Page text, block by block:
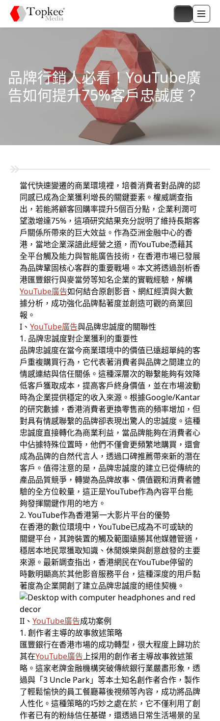
品牌行銷人必看！YouTube廣
告如何提升75%客戶忠誠度？
當代快速變遷的商業環境裡，培養消費者對品牌的認
同感已成為企業獲利增長的關鍵要素。權威調查指
出，若能將顧客回購率提升5個百分點，企業利潤可
望激增達75%，這項研究結果充分說明了維持長期客
戶關係所帶來的巨大效益。作為亞洲金融中心的香
港，當地企業深諳此經營之道，而YouTube憑藉其
全平台觸及能力與智能廣告技術，在香港市場已發展
為品牌鞏固核心客群的重要戰場。本文將透過剖析香
港匯豐銀行與麥當勞等知名企業的實戰經驗，解構
YouTube廣告如何結合原創影音、網紅經濟與大數
據分析，成功強化品牌黏著度並創造可觀的商業回
報。
I、 YouTube廣告與品牌忠誠度的關聯性
1. 品牌忠誠度對企業獲利的重要性
品牌忠誠度在當今商業環境中的價值已遠超單純的客
戶重複購買行為，它代表著消費者與品牌之間建立的
情感連結與信任關係。這種深層次的聯繫能夠有效降
低客戶獲取成本，提高客戶終身價值，並在市場波動
時為企業提供穩定的收入來源。根據Google/Kantar
的研究數據，香港消費者更換零售商的頻率增加，但
對具有情感聯繫的品牌卻表現出驚人的忠誠度。這種
忠誠度直接轉化為商業利益，當品牌能夠在消費者心
中佔據特殊位置時，他們不僅會更頻繁地購買，還會
成為品牌的自然代言人，透過口碑推薦帶來新的潛在
客戶。值得注意的是，品牌忠誠度的建立已從傳統的
產品品質競爭，轉變為品牌故事、價值觀和消費者體
驗的全方位較量，這正是YouTube作為內容平台能
夠發揮關鍵作用的地方。
2. YouTube作為香港第一大影片平台的優勢
在香港的數位環境中，YouTube已成為不可或缺的
關鍵平台，其跨裝置的觸及範圍遠勝其他媒體管道，
穩居本地民眾獲取知識、休閒娛樂與創意啟發的主要
來源。最新調查指出，香港網民在YouTube停留的
時數明顯高於其他影音服務平台，這種深度的用戶黏
著度為企業開創了建立品牌忠誠度的絕佳契機。
II、 YouTube廣告成功案例
1. 創作者主導的故事敘述策略
匯豐銀行在香港市場的成功轉型，很大程度上歸功於
其在YouTube廣告上採用的創作者主導故事敘述策
略。這家老牌金融機構突破傳統銀行業嚴肅形象，透
過與「3 Uncle Park」等本土知名創作者合作，製作
了輕鬆愉快的員工餐廳幕後視頻等內容，成功將品牌
人性化。這種策略的巧妙之處在於，它不僅利用了創
作者已有的粉絲信任基礎，還透過日常生活場景的呈